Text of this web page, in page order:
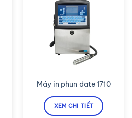
Máy in phun date 1710
XEM CHI TIẾT